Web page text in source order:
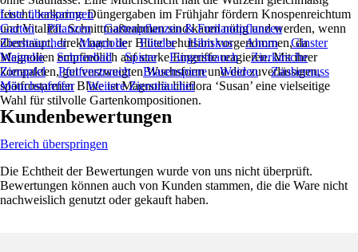
feucht, kalkarme Düngergaben im Frühjahr fördern Knospenreichtum
und Vitalität. Schnittmaßnahmen sind kaum nötig und werden, wenn
überhaupt, direkt nach der Blüte behutsam vorgenommen, da
Magnolien empfindlich auf starke Eingriffe reagieren. Mit ihrer
kompakten, gut verzweigten Wuchsform und der zuverlässigen,
spätfrostarmen Blüte ist Magnolia liliiflora ‘Susan’ eine vielseitige
Wahl für stilvolle Gartenkompositionen.
Liste überspringen
Garten
Pflanzen
Gartenpflanzen & Freilandpflanzen
Ziersträucher
Magnolie Flieder Hibiskus Ahorn
Ginster
Weigelie
Schneeball Spiere Fingerstrauch
Zierkirsche
Zierapfel
Pfeifenstrauch Blasenspiere Weiden
Zaubernuss
Mönchspfeffer
Weitere Ziersträucher
Kundenbewertungen
Bereich überspringen
Die Echtheit der Bewertungen wurde von uns nicht überprüft.
Bewertungen können auch von Kunden stammen, die die Ware nicht
nachweislich genutzt oder gekauft haben.